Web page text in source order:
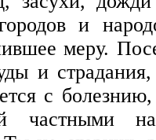
и
меру.
и
с
частными